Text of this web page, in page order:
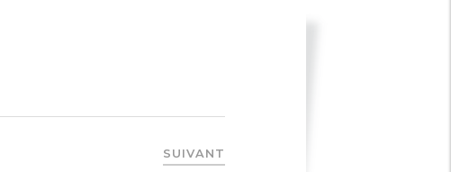
SUIVANT